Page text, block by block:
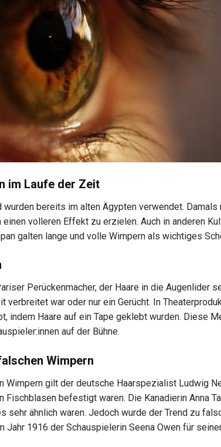
im Laufe der Zeit
bereits im alten Ägypten verwendet. Damals
volleren Effekt zu erzielen. Auch in anderen
galten lange und volle Wimpern als wichtiges
Perückenmacher, der Haare in die Augenlider
war oder nur ein Gerücht. In
indem Haare auf ein Tape geklebt wurden. Diese
auf der Bühne.
Wimpern
Wimpern gilt der deutsche Haarspezialist Ludwig
Fischblasen befestigt waren. Die Kanadierin Anna
sehr ähnlich waren. Jedoch wurde der Trend zu
Jahr 1916 der Schauspielerin Seena Owen für